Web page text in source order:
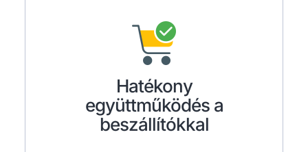
Hatékony
együttműködés a
beszállítókkal